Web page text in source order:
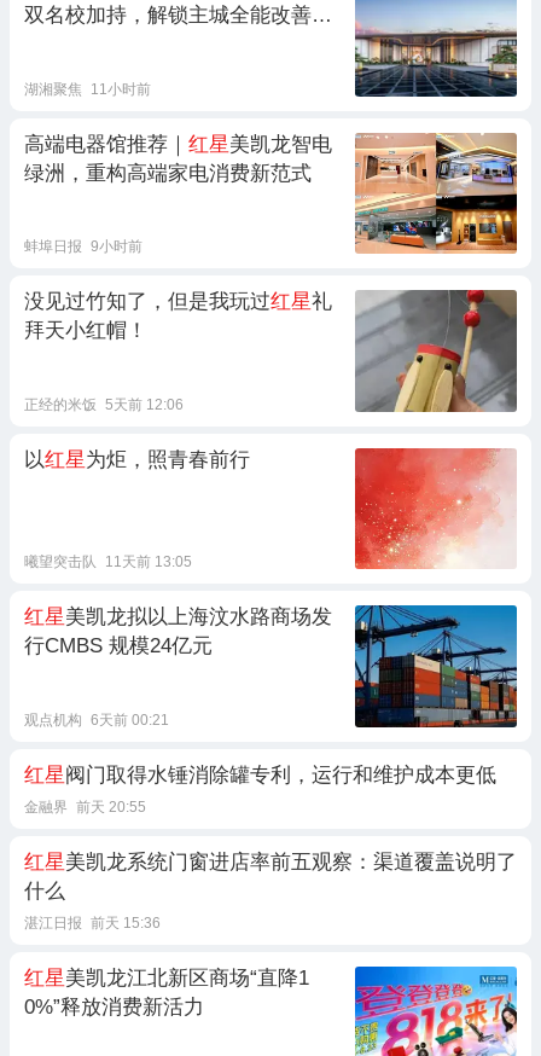
双名校加持，解锁主城全能改善人
湖湘聚焦 11小时前
高端电器馆推荐｜ 红星美凯龙智电
绿洲，重构高端家电消费新范式
蚌埠日报 9小时前
没见过竹知了，但是我玩过红星礼
拜天小红帽！
正经的米饭 5天前 12:06
以红星为炬，照青春前行
曦望突击队 11天前 13:05
红星美凯龙拟以上海汶水路商场发
行CMBS 规模24亿元
观点机构 6天前 00:21
红星阀门取得水锤消除罐专利，运行和维护成本更低
金融界 前天 20:55
红星美凯龙系统门窗进店率前五观察：渠道覆盖说明了
什么
湛江日报 前天 15:36
红星美凯龙江北新区商场“直降1
0%”释放消费新活力